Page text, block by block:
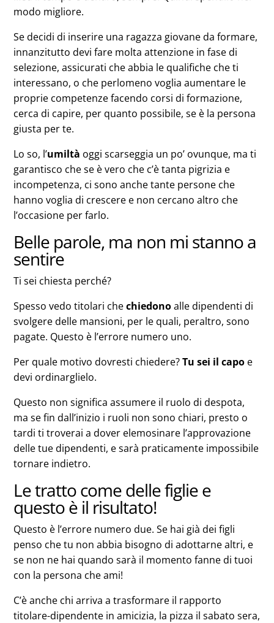
modo migliore.
Se decidi di inserire una ragazza giovane da formare,
innanzitutto devi fare molta attenzione in fase di
selezione, assicurati che abbia le qualifiche che ti
interessano, o che perlomeno voglia aumentare le
proprie competenze facendo corsi di formazione,
cerca di capire, per quanto possibile, se è la persona
giusta per te.
Lo so, l’umiltà oggi scarseggia un po’ ovunque, ma ti
garantisco che se è vero che c’è tanta pigrizia e
incompetenza, ci sono anche tante persone che
hanno voglia di crescere e non cercano altro che
l’occasione per farlo.
Belle parole, ma non mi stanno a
sentire
Ti sei chiesta perché?
Spesso vedo titolari chechiedonoalle dipendenti di
svolgere delle mansioni, per le quali, peraltro, sono
pagate. Questo è l’errore numero uno.
Per quale motivo dovresti chiedere?Tu sei il capo e
devi ordinarglielo.
Questo non significa assumere il ruolo di despota,
ma se fin dall’inizio i ruoli non sono chiari, presto o
tardi ti troverai a dover elemosinare l’approvazione
delle tue dipendenti, e sarà praticamente impossibile
tornare indietro.
Le tratto come delle figlie e
questo è il risultato!
Questo è l’errore numero due. Se hai già dei figli
penso che tu non abbia bisogno di adottarne altri, e
se non ne hai quando sarà il momento fanne di tuoi
con la persona che ami!
C’è anche chi arriva a trasformare il rapporto
titolare-dipendente in amicizia, la pizza il sabato sera,